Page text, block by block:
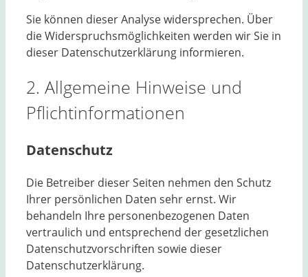
Sie können dieser Analyse widersprechen. Über
die Widerspruchsmöglichkeiten werden wir Sie in
dieser Datenschutzerklärung informieren.
2. Allgemeine Hinweise und
Pflichtinformationen
Datenschutz
Die Betreiber dieser Seiten nehmen den Schutz
Ihrer persönlichen Daten sehr ernst. Wir
behandeln Ihre personenbezogenen Daten
vertraulich und entsprechend der gesetzlichen
Datenschutzvorschriften sowie dieser
Datenschutzerklärung.